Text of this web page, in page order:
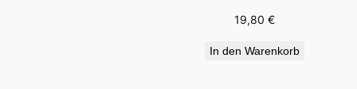
19,80 €
In den Warenkorb